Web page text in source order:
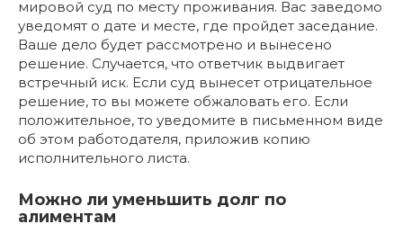
мировой суд по месту проживания. Вас заведомо
уведомят о дате и месте, где пройдет заседание.
Ваше дело будет рассмотрено и вынесено
решение. Случается, что ответчик выдвигает
встречный иск. Если суд вынесет отрицательное
решение, то вы можете обжаловать его. Если
положительное, то уведомите в письменном виде
об этом работодателя, приложив копию
исполнительного листа.
Можно ли уменьшить долг по
алиментам